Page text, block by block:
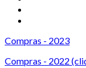
Compras - 2023
Compras - 2022